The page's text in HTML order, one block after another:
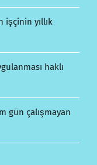
işçinin yıllık
haklı
gün çalışmayan